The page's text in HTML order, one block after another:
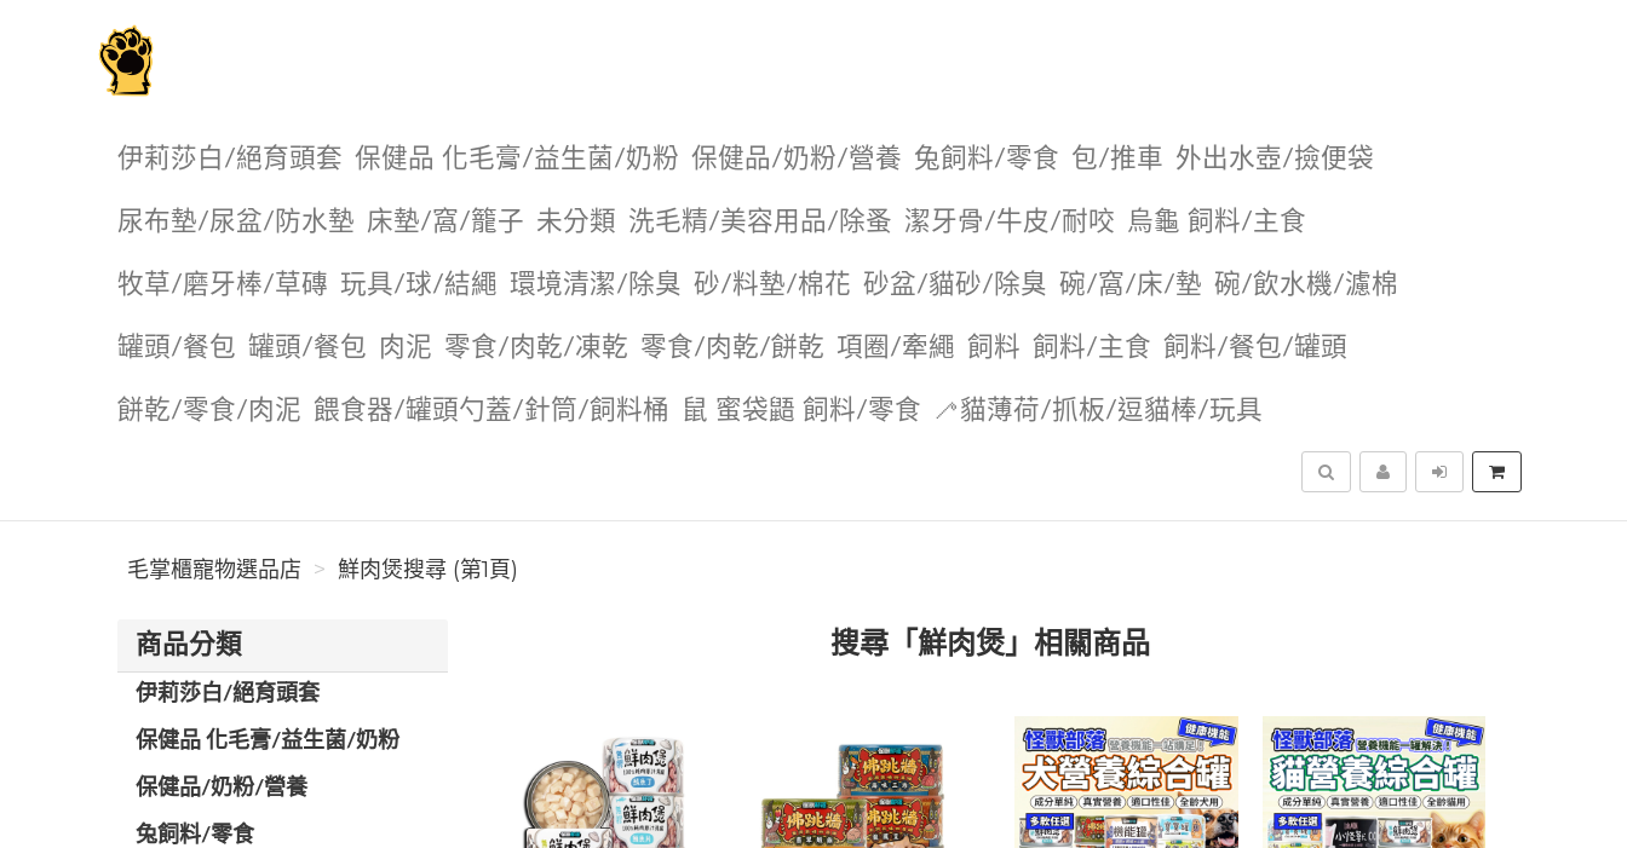
伊莉莎白/絕育頭套 保健品 化毛膏/益生菌/奶粉 保健品/奶粉/營養 兔飼料/零食 包/推車 外出水壺/撿便袋
尿布墊/尿盆/防水墊 ️床墊/窩/籠子 未分類 洗毛精/美容用品/除蚤 潔牙骨/牛皮/耐咬 烏龜 飼料/主食
牧草/磨牙棒/草磚 玩具/球/結繩 環境清潔/除臭 砂/料墊/棉花 砂盆/貓砂/除臭 碗/窩/床/墊 碗/飲水機/濾棉
罐頭/餐包 罐頭/餐包 肉泥 零食/肉乾/凍乾 零食/肉乾/餅乾 項圈/牽繩 飼料 飼料/主食 飼料/餐包/罐頭
餅乾/零食/肉泥 餵食器/罐頭勺蓋/針筒/飼料桶 鼠 蜜袋鼯 飼料/零食 🦯貓薄荷/抓板/逗貓棒/玩具
搜尋
毛掌櫃寵物選品店 鮮肉煲搜尋 (第1頁)
商品分類
伊莉莎白/絕育頭套
保健品 化毛膏/益生菌/奶粉
保健品/奶粉/營養
兔飼料/零食
搜尋「鮮肉煲」相關商品